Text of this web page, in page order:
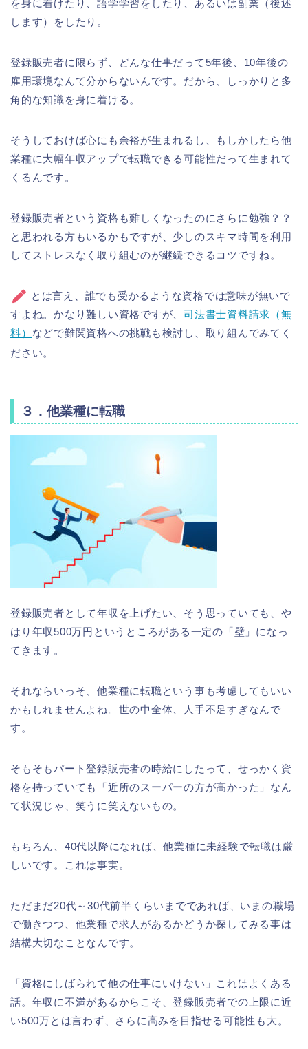
を身に着けたり、語学学習をしたり、あるいは副業（後述
します）をしたり。
登録販売者に限らず、どんな仕事だって5年後、10年後の
雇用環境なんて分からないんです。だから、しっかりと多
角的な知識を身に着ける。
そうしておけば心にも余裕が生まれるし、もしかしたら他
業種に大幅年収アップで転職できる可能性だって生まれて
くるんです。
登録販売者という資格も難しくなったのにさらに勉強？？
と思われる方もいるかもですが、少しのスキマ時間を利用
してストレスなく取り組むのが継続できるコツですね。
とは言え、誰でも受かるような資格では意味が無いで
すよね。かなり難しい資格ですが、司法書士資料請求（無
料） などで難関資格への挑戦も検討し、取り組んでみてく
ださい。
３．他業種に転職
登録販売者として年収を上げたい、そう思っていても、や
はり年収500万円というところがある一定の「壁」になっ
てきます。
それならいっそ、他業種に転職という事も考慮してもいい
かもしれませんよね。世の中全体、人手不足すぎなんで
す。
そもそもパート登録販売者の時給にしたって、せっかく資
格を持っていても「近所のスーパーの方が高かった」なん
て状況じゃ、笑うに笑えないもの。
もちろん、40代以降になれば、他業種に未経験で転職は厳
しいです。これは事実。
ただまだ20代～30代前半くらいまでであれば、いまの職場
で働きつつ、他業種で求人があるかどうか探してみる事は
結構大切なことなんです。
「資格にしばられて他の仕事にいけない」これはよくある
話。年収に不満があるからこそ、登録販売者での上限に近
い500万とは言わず、さらに高みを目指せる可能性も大。